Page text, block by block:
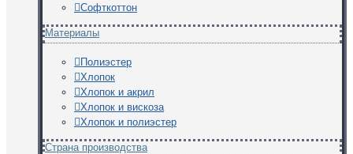
Софткоттон
Материалы
Полиэстер
Хлопок
Хлопок и акрил
Хлопок и вискоза
Хлопок и полиэстер
Страна производства